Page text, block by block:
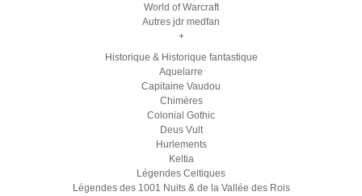
World of Warcraft
Autres jdr medfan
+
Historique & Historique fantastique
Aquelarre
Capitaine Vaudou
Chimères
Colonial Gothic
Deus Vult
Hurlements
Keltia
Légendes Celtiques
Légendes des 1001 Nuits & de la Vallée des Rois